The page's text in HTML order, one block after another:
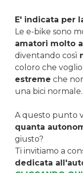
E' indicata per
Le e-bike sono
amatori molto
diventando così
coloro che
estreme che
una bici normale.
A questo punto
quanta
giusto?
Ti invitiamo a
dedicata